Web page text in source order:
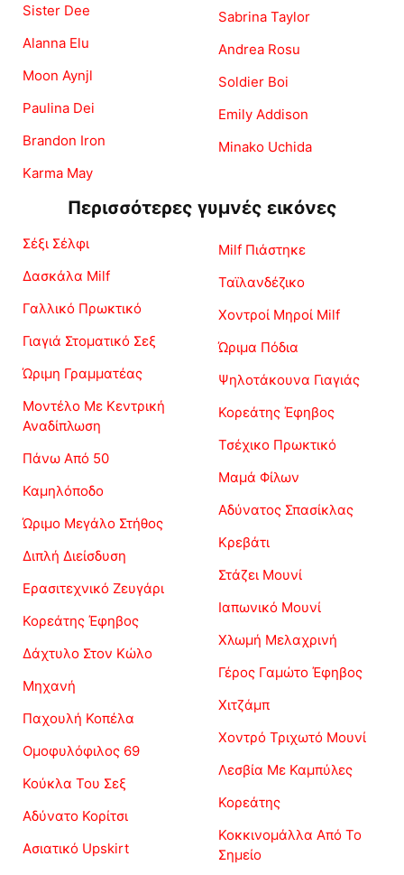
Sister Dee
Alanna Elu
Moon Aynjl
Paulina Dei
Brandon Iron
Karma May
Sabrina Taylor
Andrea Rosu
Soldier Boi
Emily Addison
Minako Uchida
Περισσότερες γυμνές εικόνες
Σέξι Σέλφι
Δασκάλα Milf
Γαλλικό Πρωκτικό
Γιαγιά Στοματικό Σεξ
Ώριμη Γραμματέας
Μοντέλο Με Κεντρική
Αναδίπλωση
Πάνω Από 50
Καμηλόποδο
Ώριμο Μεγάλο Στήθος
Διπλή Διείσδυση
Ερασιτεχνικό Ζευγάρι
Κορεάτης Έφηβος
Δάχτυλο Στον Κώλο
Μηχανή
Παχουλή Κοπέλα
Ομοφυλόφιλος 69
Κούκλα Του Σεξ
Αδύνατο Κορίτσι
Ασιατικό Upskirt
Milf Πιάστηκε
Ταϊλανδέζικο
Χοντροί Μηροί Milf
Ώριμα Πόδια
Ψηλοτάκουνα Γιαγιάς
Κορεάτης Έφηβος
Τσέχικο Πρωκτικό
Μαμά Φίλων
Αδύνατος Σπασίκλας
Κρεβάτι
Στάζει Μουνί
Ιαπωνικό Μουνί
Χλωμή Μελαχρινή
Γέρος Γαμώτο Έφηβος
Χιτζάμπ
Χοντρό Τριχωτό Μουνί
Λεσβία Με Καμπύλες
Κορεάτης
Κοκκινομάλλα Από Το
Σημείο